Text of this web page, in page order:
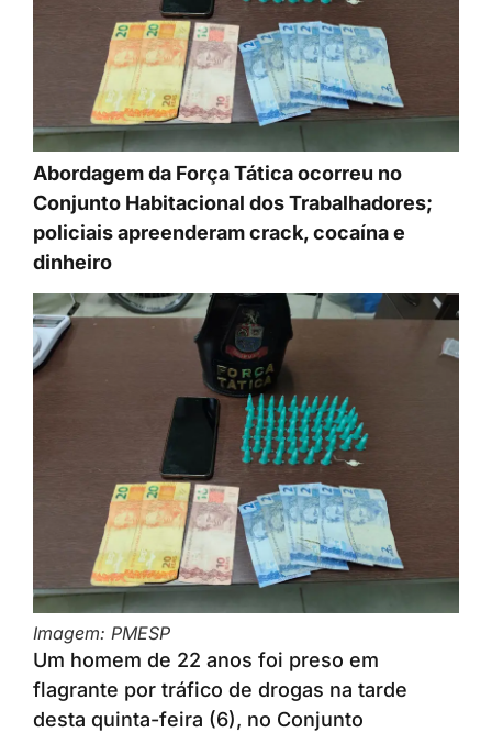
Abordagem da Força Tática ocorreu no
Conjunto Habitacional dos Trabalhadores;
policiais apreenderam crack, cocaína e
dinheiro
Imagem: PMESP
Um homem de 22 anos foi preso em
flagrante por tráfico de drogas na tarde
desta quinta-feira (6), no Conjunto